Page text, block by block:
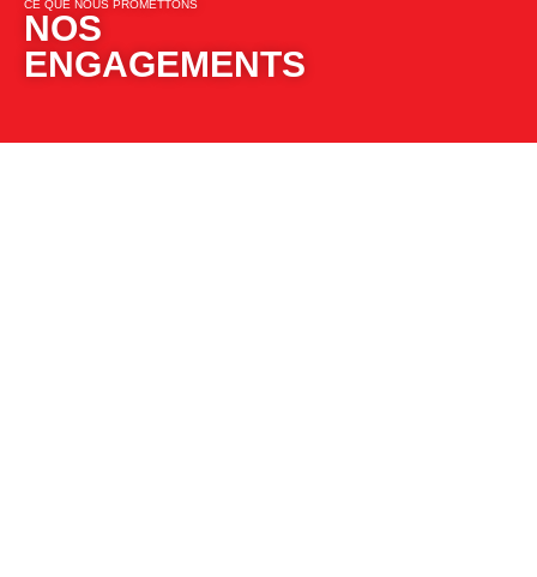
CE QUE NOUS PROMETTONS​​
NOS
ENGAGEMENTS​